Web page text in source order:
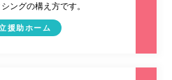
ングの構え方です。
援助ホーム